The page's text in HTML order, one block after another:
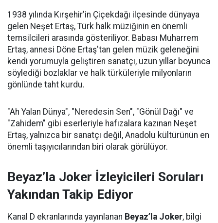
1938 yılında Kırşehir'in Çiçekdağı ilçesinde dünyaya
gelen Neşet Ertaş, Türk halk müziğinin en önemli
temsilcileri arasında gösteriliyor. Babası Muharrem
Ertaş, annesi Döne Ertaş'tan gelen müzik geleneğini
kendi yorumuyla geliştiren sanatçı, uzun yıllar boyunca
söylediği bozlaklar ve halk türküleriyle milyonların
gönlünde taht kurdu.
"Ah Yalan Dünya", "Neredesin Sen", "Gönül Dağı" ve
"Zahidem" gibi eserleriyle hafızalara kazınan Neşet
Ertaş, yalnızca bir sanatçı değil, Anadolu kültürünün en
önemli taşıyıcılarından biri olarak görülüyor.
Beyaz’la Joker İzleyicileri Soruları
Yakından Takip Ediyor
Kanal D ekranlarında yayınlanan Beyaz’la Joker, bilgi